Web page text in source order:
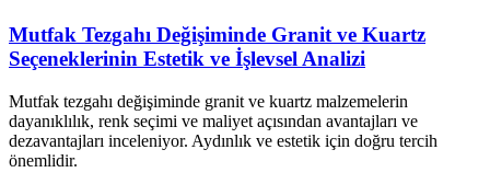
Mutfak Tezgahı Değişiminde Granit ve Kuartz
Seçeneklerinin Estetik ve İşlevsel Analizi
Mutfak tezgahı değişiminde granit ve kuartz malzemelerin
dayanıklılık, renk seçimi ve maliyet açısından avantajları ve
dezavantajları inceleniyor. Aydınlık ve estetik için doğru tercih
önemlidir.